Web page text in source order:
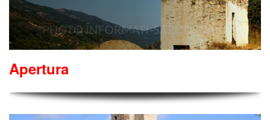
Apertura